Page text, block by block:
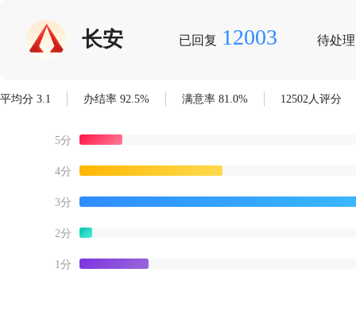
长安 已回复 12003 待处理
平均分 3.1 办结率 92.5% 满意率 81.0% 12502人评分
5分
4分
3分
2分
1分